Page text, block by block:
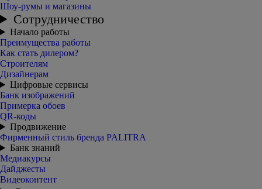
Шоу-румы и магазины
Сотрудничество
Начало работы
Преимущества работы
Как стать дилером?
Строителям
Дизайнерам
Цифровые сервисы
Банк изображений
Примерка обоев
QR-коды
Продвижение
Фирменный стиль бренда PALITRA
Банк знаний
Медиакурсы
Дайджесты
Видеоконтент